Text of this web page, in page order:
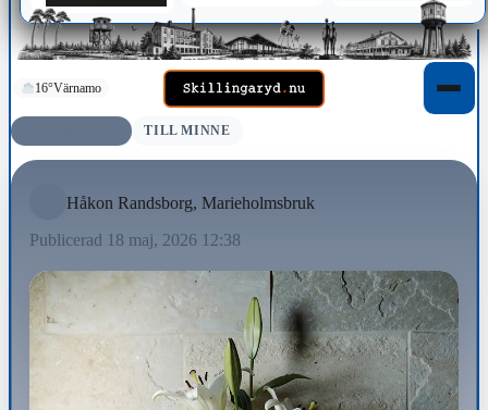
16°Värnamo
TILL MINNE
Håkon Randsborg, Marieholmsbruk
Publicerad 18 maj, 2026 12:38